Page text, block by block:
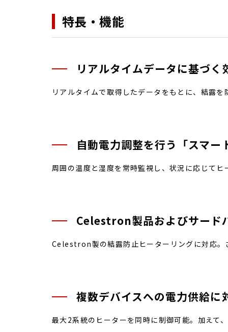
特長・機能
リアルタイムデータに基づ
リアルタイムで取得したデータをもとに、結露
自動電力調整を行う「スマ
周囲の温度と湿度を常時監視し、状況に応じて
Celestron製品およびサード
Celestron製の結露防止ヒーターリングに対応。
複数デバイスへの電力供給に
最大2系統のヒーターを同時に制御可能。加えて